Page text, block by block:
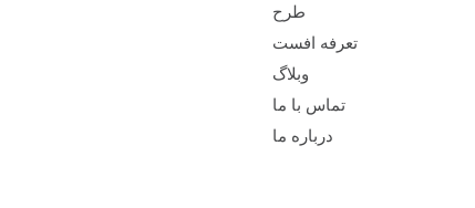
طرح
تعرفه افست
وبلاگ
تماس با ما
درباره ما